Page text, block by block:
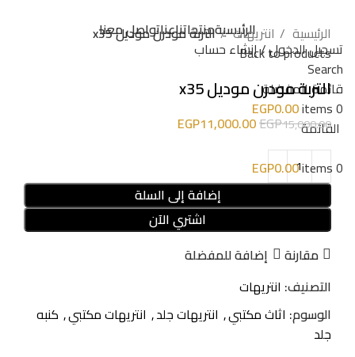
الرئيسيةمنتجاتناعناتواصل معنا
تسجيل الدخول / إنشاء حساب
Search
قائمة المفضلة
0
items
EGP0.00
القائمة
0
items
EGP0.00
الرئيسية
انتريهات التربة مودرن موديل x35
Back to products
التربة مودرن موديل x35
EGP15,000.00
EGP11,000.00
إضافة إلى السلة
اشتري الآن
مقارنة
إضافة للمفضلة
التصنيف: انتريهات
الوسوم: اثاث مكتبي, انتريهات جلد, انتريهات مكتبي, كنبه
جلد